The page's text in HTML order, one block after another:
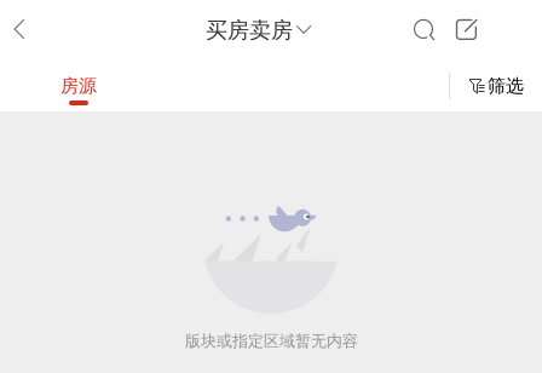
买房卖房
房源 筛选
版块或指定区域暂无内容